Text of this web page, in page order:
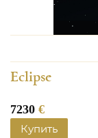
Eclipse
7230 €
Купить